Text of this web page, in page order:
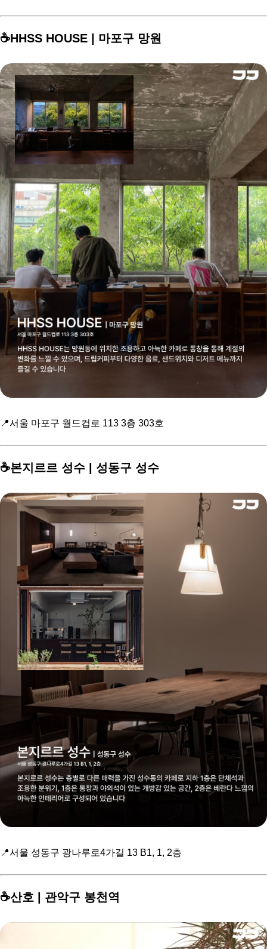
☕️HHSS HOUSE | 마포구 망원
📍서울 마포구 월드컵로 113 3층 303호
☕️본지르르 성수 | 성동구 성수
📍서울 성동구 광나루로4가길 13 B1, 1, 2층
☕️산호 | 관악구 봉천역